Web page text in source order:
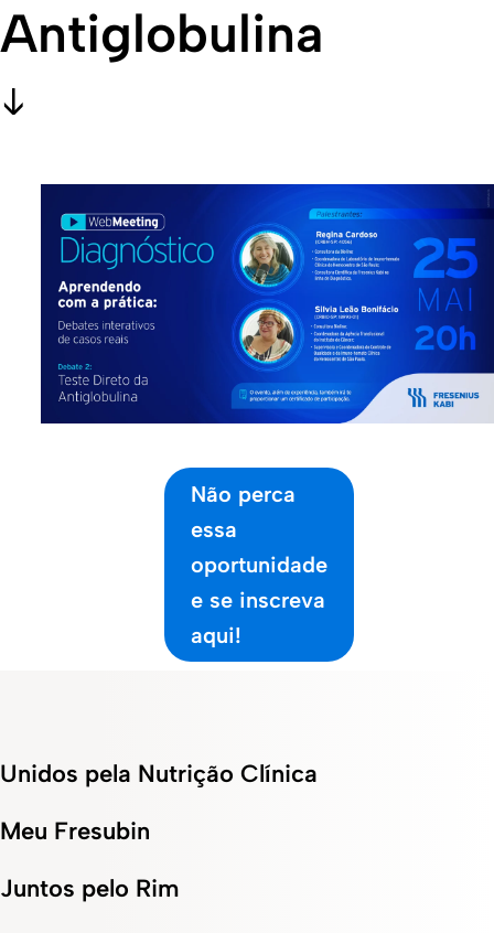
Antiglobulina
Não perca
essa
oportunidade
e se inscreva
aqui!
Unidos pela Nutrição Clínica
Meu Fresubin
Juntos pelo Rim